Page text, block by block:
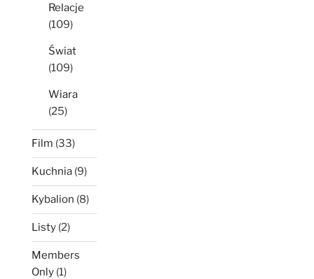
Relacje
(109)
Świat
(109)
Wiara
(25)
Film (33)
Kuchnia (9)
Kybalion (8)
Listy (2)
Members
Only (1)